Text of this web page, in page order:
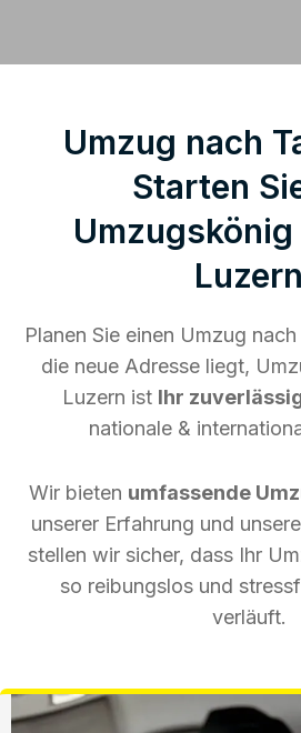
Umzug nach
Starten
Luzern
Planen Sie einen Umzug
die neue Adresse liegt,
Luzern ist Ihr
nationale &
Wir bieten umfassende
unserer Erfahrung und
stellen wir sicher, dass Ihr
so reibungslos und
verläuft.